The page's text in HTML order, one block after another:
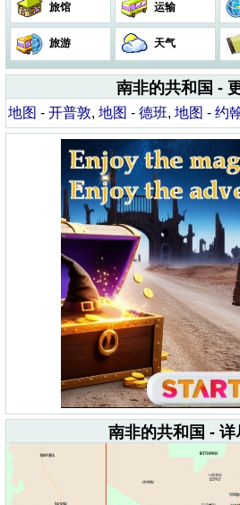
旅馆 运输
旅游 天气
南非的共和国 -
地图 - 开普敦, 地图 - 德班, 地图 - 约
南非的共和国 - 详